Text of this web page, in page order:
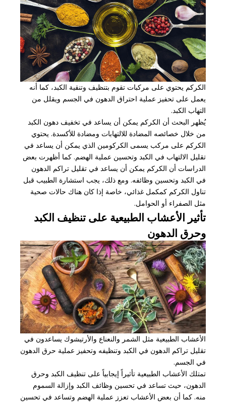
الكركم يحتوي على مركبات تقوم بتنظيف وتنقية الكبد، كما أنه
يعمل على تحفيز عملية احتراق الدهون في الجسم ويقلل من
التهاب الكبد.
يُظهر البحث أن الكركم يمكن أن يساعد في تخفيف دهون الكبد
من خلال خصائصه المضادة للالتهابات ومضادة للأكسدة. يحتوي
الكركم على مركب يسمى الكركومين الذي يمكن أن يساعد في
تقليل الالتهاب في الكبد وتحسين عملية الهضم. كما أظهرت بعض
الدراسات أن الكركم يمكن أن يساعد في تقليل تراكم الدهون
في الكبد وتحسين وظائفه. ومع ذلك، يجب استشارة الطبيب قبل
تناول الكركم كمكمل غذائي، خاصة إذا كان هناك حالات صحية
مثل الصفراء أو الحوامل.
تأثير الأعشاب الطبيعية على تنظيف الكبد
وحرق الدهون
الأعشاب الطبيعية مثل الشمر والنعناع والأرتيشوك يساعدون في
تقليل تراكم الدهون في الكبد وتنظيفه وتحفيز عملية حرق الدهون
في الجسم.
تمتلك الأعشاب الطبيعية تأثيراً إيجابياً على تنظيف الكبد وحرق
الدهون، حيث تساعد في تحسين وظائف الكبد وإزالة السموم
منه. كما أن بعض الأعشاب تعزز عملية الهضم وتساعد في تحسين